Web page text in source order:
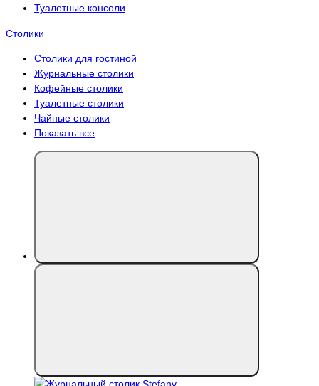
Туалетные консоли
Столики
Столики для гостиной
Журнальные столики
Кофейные столики
Туалетные столики
Чайные столики
Показать все